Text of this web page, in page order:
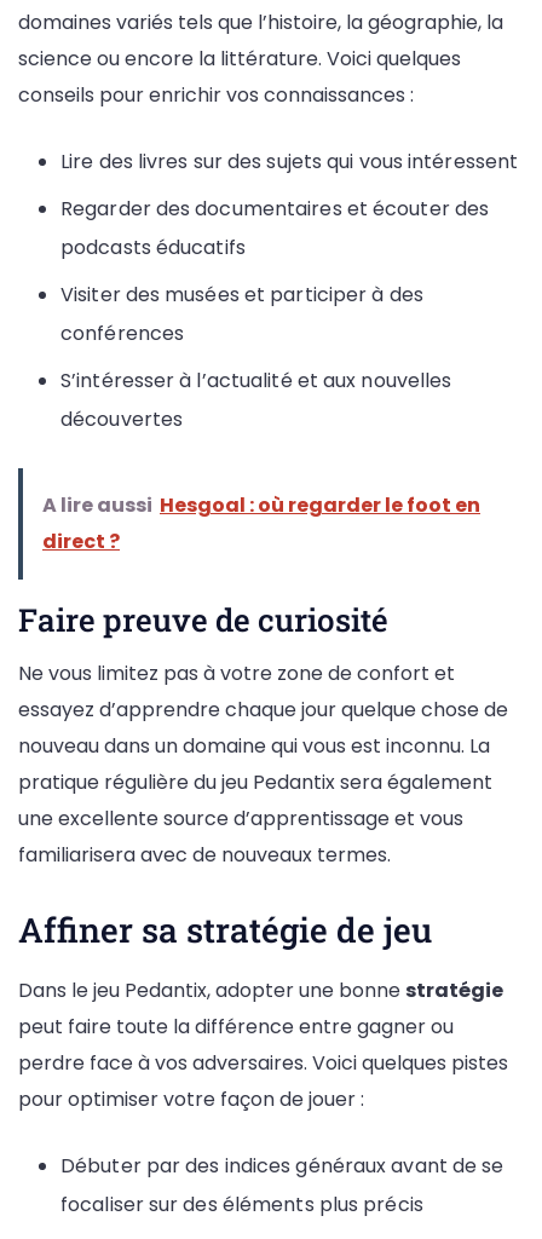
domaines variés tels que l’histoire, la géographie, la
science ou encore la littérature. Voici quelques
conseils pour enrichir vos connaissances :
Lire des livres sur des sujets qui vous intéressent
Regarder des documentaires et écouter des
podcasts éducatifs
Visiter des musées et participer à des
conférences
S’intéresser à l’actualité et aux nouvelles
découvertes
A lire aussi Hesgoal : où regarder le foot en
direct ?
Faire preuve de curiosité
Ne vous limitez pas à votre zone de confort et
essayez d’apprendre chaque jour quelque chose de
nouveau dans un domaine qui vous est inconnu. La
pratique régulière du jeu Pedantix sera également
une excellente source d’apprentissage et vous
familiarisera avec de nouveaux termes.
Affiner sa stratégie de jeu
Dans le jeu Pedantix, adopter une bonne stratégie
peut faire toute la différence entre gagner ou
perdre face à vos adversaires. Voici quelques pistes
pour optimiser votre façon de jouer :
Débuter par des indices généraux avant de se
focaliser sur des éléments plus précis